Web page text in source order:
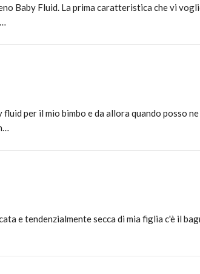
Baby Fluid. La prima caratteristica che vi
per il mio bimbo e da allora quando posso
e tendenzialmente secca di mia figlia c'è il